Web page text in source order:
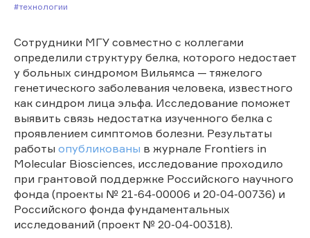
#Технологии
Сотрудники МГУ совместно с коллегами
определили структуру белка, которого недостает
у больных синдромом Вильямса — тяжелого
генетического заболевания человека, известного
как синдром лица эльфа. Исследование поможет
выявить связь недостатка изученного белка с
проявлением симптомов болезни. Результаты
работы опубликованы в журнале Frontiers in
Molecular Biosciences, исследование проходило
при грантовой поддержке Российского научного
фонда (проекты № 21-64-00006 и 20-04-00736) и
Российского фонда фундаментальных
исследований (проект № 20-04-00318).